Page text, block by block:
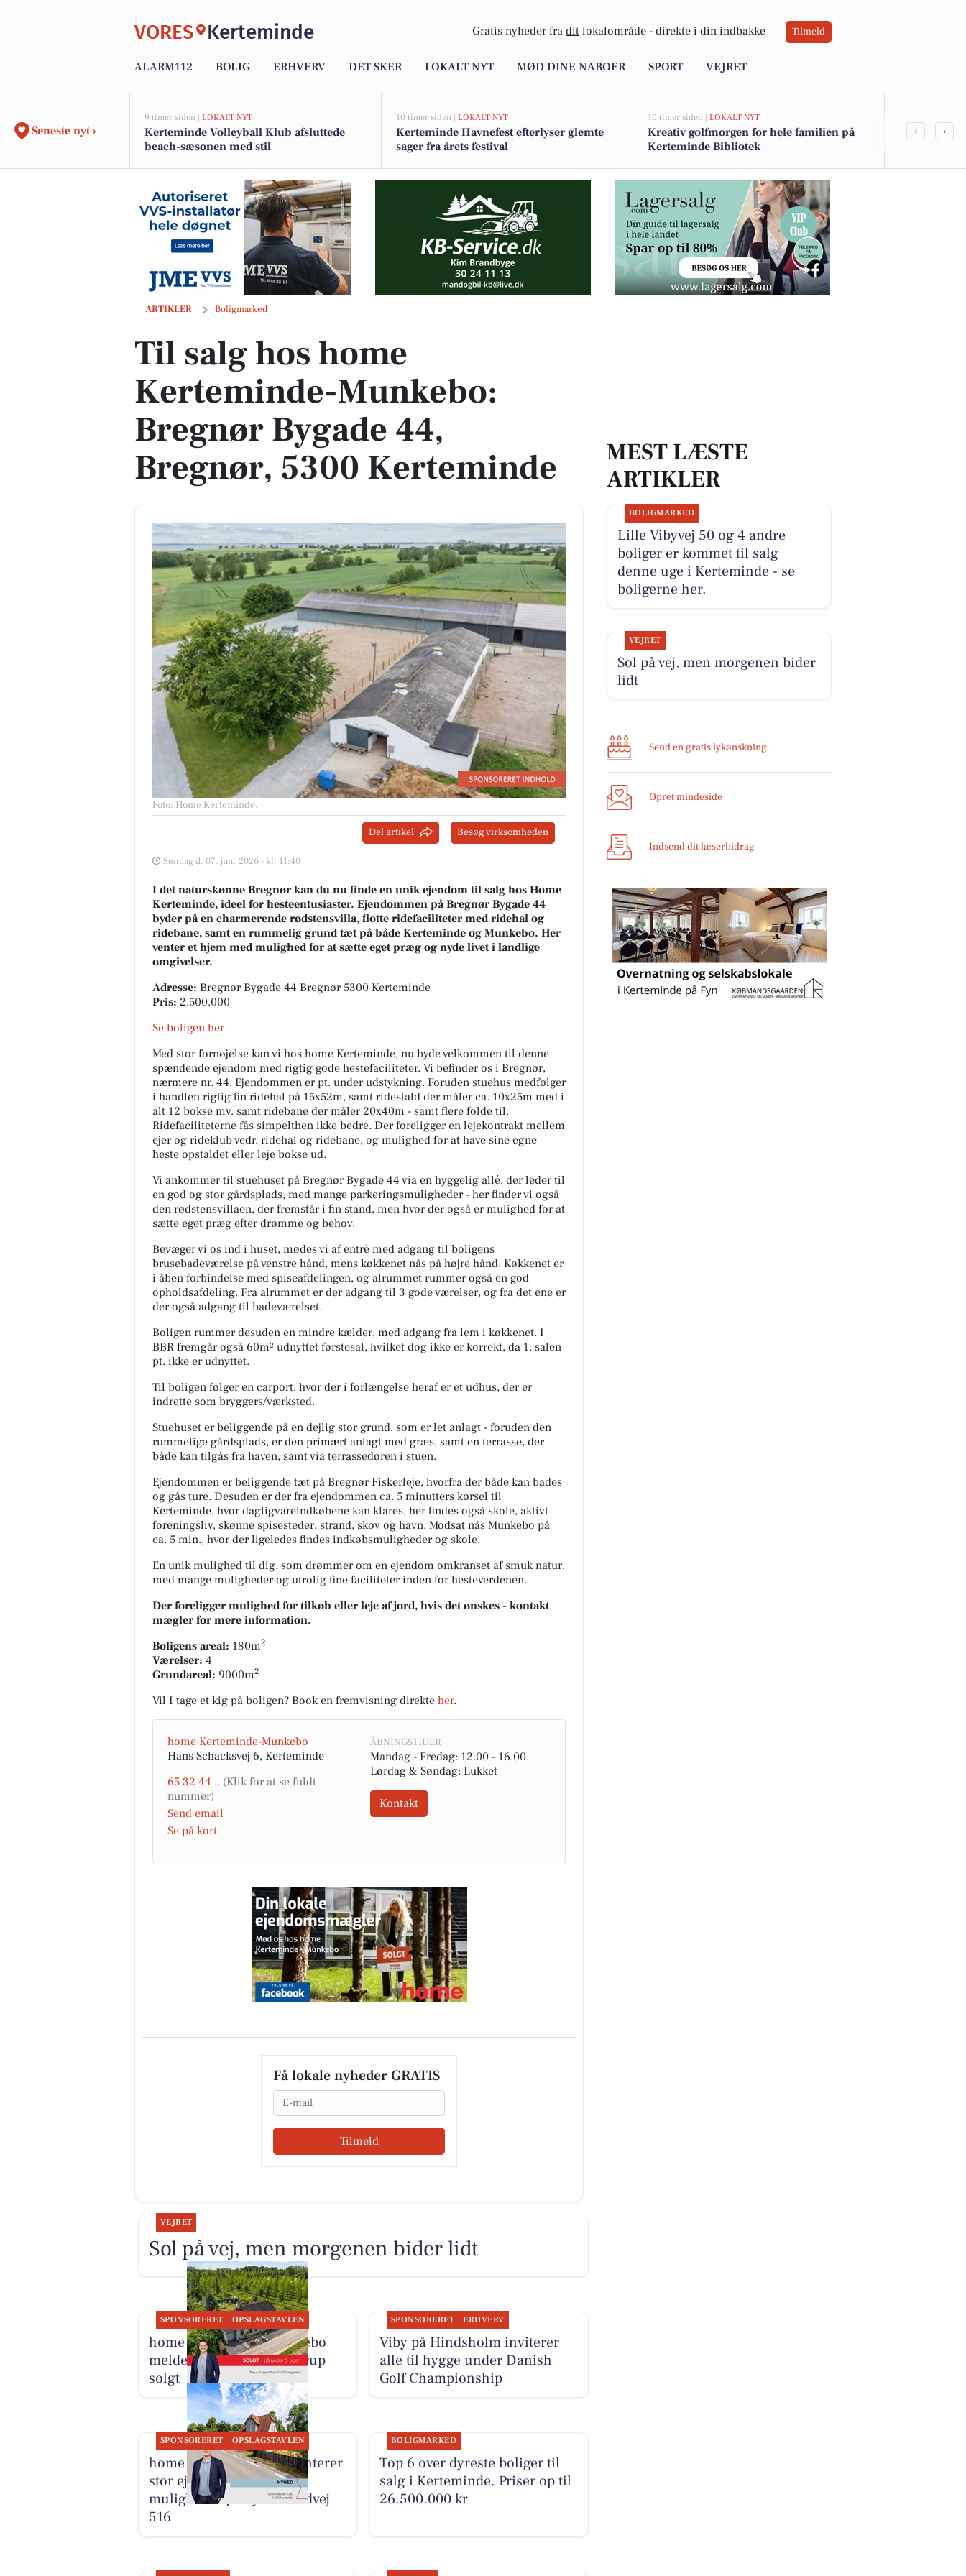
VORES Kerteminde Gratis nyheder fra dit lokalområde - direkte i din indbakke Tilmeld
ALARM112 BOLIG ERHVERV DET SKER LOKALT NYT MØD DINE NABOER SPORT VEJRET
Seneste nyt ›
9 timer siden | LOKALT NYT
Kerteminde Volleyball Klub afsluttede
beach-sæsonen med stil
10 timer siden | LOKALT NYT
Kerteminde Havnefest efterlyser glemte
sager fra årets festival
10 timer siden | LOKALT NYT
Kreativ golfmorgen for hele familien på
Kerteminde Bibliotek
‹ ›
ARTIKLER Boligmarked
Til salg hos home Kerteminde-Munkebo: Bregnør Bygade 44, Bregnør, 5300 Kerteminde
Til salg hos home
Kerteminde-Munkebo:
Bregnør Bygade 44,
Bregnør, 5300 Kerteminde
Foto: Home Kerteminde.
Del artikel Besøg virksomheden
Søndag d. 07. jun. 2026 - kl. 11:40
I det naturskønne Bregnør kan du nu finde en unik ejendom til salg hos Home
Kerteminde, ideel for hesteentusiaster. Ejendommen på Bregnør Bygade 44
byder på en charmerende rødstensvilla, flotte ridefaciliteter med ridehal og
ridebane, samt en rummelig grund tæt på både Kerteminde og Munkebo. Her
venter et hjem med mulighed for at sætte eget præg og nyde livet i landlige
omgivelser.
Adresse: Bregnør Bygade 44 Bregnør 5300 Kerteminde
Pris: 2.500.000
Se boligen her
Med stor fornøjelse kan vi hos home Kerteminde, nu byde velkommen til denne
spændende ejendom med rigtig gode hestefaciliteter. Vi befinder os i Bregnør,
nærmere nr. 44. Ejendommen er pt. under udstykning. Foruden stuehus medfølger
i handlen rigtig fin ridehal på 15x52m, samt ridestald der måler ca. 10x25m med i
alt 12 bokse mv. samt ridebane der måler 20x40m - samt flere folde til.
Ridefaciliteterne fås simpelthen ikke bedre. Der foreligger en lejekontrakt mellem
ejer og rideklub vedr. ridehal og ridebane, og mulighed for at have sine egne
heste opstaldet eller leje bokse ud.
Vi ankommer til stuehuset på Bregnør Bygade 44 via en hyggelig allé, der leder til
en god og stor gårdsplads, med mange parkeringsmuligheder - her finder vi også
den rødstensvillaen, der fremstår i fin stand, men hvor der også er mulighed for at
sætte eget præg efter drømme og behov.
Bevæger vi os ind i huset, mødes vi af entré med adgang til boligens
brusebadeværelse på venstre hånd, mens køkkenet nås på højre hånd. Køkkenet er
i åben forbindelse med spiseafdelingen, og alrummet rummer også en god
opholdsafdeling. Fra alrummet er der adgang til 3 gode værelser, og fra det ene er
der også adgang til badeværelset.
Boligen rummer desuden en mindre kælder, med adgang fra lem i køkkenet. I
BBR fremgår også 60m² udnyttet førstesal, hvilket dog ikke er korrekt, da 1. salen
pt. ikke er udnyttet.
Til boligen følger en carport, hvor der i forlængelse heraf er et udhus, der er
indrette som bryggers/værksted.
Stuehuset er beliggende på en dejlig stor grund, som er let anlagt - foruden den
rummelige gårdsplads, er den primært anlagt med græs, samt en terrasse, der
både kan tilgås fra haven, samt via terrassedøren i stuen.
Ejendommen er beliggende tæt på Bregnør Fiskerleje, hvorfra der både kan bades
og gås ture. Desuden er der fra ejendommen ca. 5 minutters kørsel til
Kerteminde, hvor dagligvareindkøbene kan klares, her findes også skole, aktivt
foreningsliv, skønne spisesteder, strand, skov og havn. Modsat nås Munkebo på
ca. 5 min., hvor der ligeledes findes indkøbsmuligheder og skole.
En unik mulighed til dig, som drømmer om en ejendom omkranset af smuk natur,
med mange muligheder og utrolig fine faciliteter inden for hesteverdenen.
Der foreligger mulighed for tilkøb eller leje af jord, hvis det ønskes - kontakt
mægler for mere information.
Boligens areal: 180m2
Værelser: 4
Grundareal: 9000m2
Vil I tage et kig på boligen? Book en fremvisning direkte her.
home Kerteminde-Munkebo
Hans Schacksvej 6, Kerteminde
65 32 44 ..
Send email
Se på kort
ÅBNINGSTIDER
Mandag - Fredag: 12.00 - 16.00
Lørdag & Søndag: Lukket
Kontakt
Få lokale nyheder GRATIS
Email
Tilmeld
MEST LÆSTE
ARTIKLER
BOLIGMARKED
Lille Vibyvej 50 og 4 andre
boliger er kommet til salg
denne uge i Kerteminde - se
boligerne her.
VEJRET
Sol på vej, men morgenen bider
lidt
Send en gratis lykønskning
Opret mindeside
Indsend dit læserbidrag
VEJRET
Sol på vej, men morgenen bider lidt
SPONSORERET OPSLAGSTAVLEN
home Kerteminde-Munkebo
melder Øvej 4 i Kappendrup
solgt
SPONSORERET ERHVERV
Viby på Hindsholm inviterer
alle til hygge under Danish
Golf Championship
SPONSORERET OPSLAGSTAVLEN
home Kerteminde præsenterer
stor ejendom med mange
muligheder på Fynshovedvej
516
BOLIGMARKED
Top 6 over dyreste boliger til
salg i Kerteminde. Priser op til
26.500.000 kr